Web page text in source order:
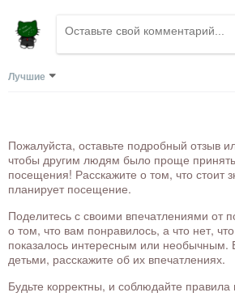
Лучшие
Пожалуйста, оставьте подробный отзыв
чтобы другим людям было проще
посещения! Расскажите о том, что стоит
планирует посещение.
Поделитесь с своими впечатлениями от
о том, что вам понравилось, а что нет,
показалось интересным или необычным.
детьми, расскажите об их впечатлениях.
Будьте корректны, и соблюдайте правила